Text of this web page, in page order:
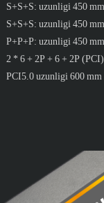
S+S+S: uzunligi 450
S+S+S: uzunligi 450
P+P+P: uzunligi 450
2 * 6 + 2P + 6 + 2P
PCI5.0 uzunligi 600 mm